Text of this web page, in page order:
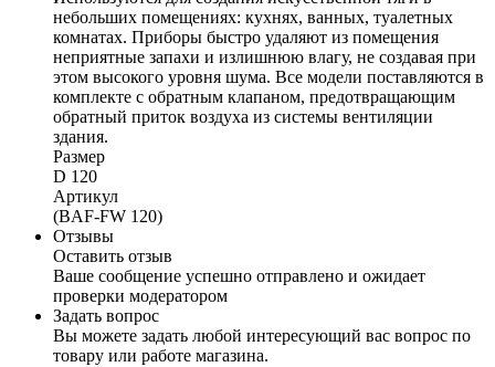
небольших помещениях: кухнях, ванных, туалетных
комнатах. Приборы быстро удаляют из помещения
неприятные запахи и излишнюю влагу, не создавая при
этом высокого уровня шума. Все модели поставляются в
комплекте с обратным клапаном, предотвращающим
обратный приток воздуха из системы вентиляции
здания.
Размер
D 120
Артикул
(BAF-FW 120)
Отзывы
Оставить отзыв
Ваше сообщение успешно отправлено и ожидает
проверки модератором
Задать вопрос
Вы можете задать любой интересующий вас вопрос по
товару или работе магазина.